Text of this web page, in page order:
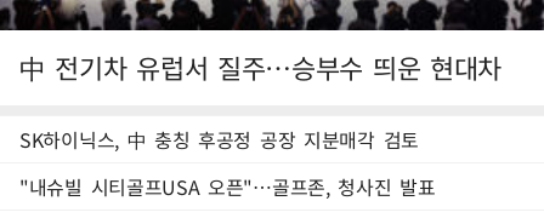
中 전기차 유럽서 질주…승부수 띄운 현대차
SK하이닉스, 中 충칭 후공정 공장 지분매각 검토
"내슈빌 시티골프USA 오픈"…골프존, 청사진 발표